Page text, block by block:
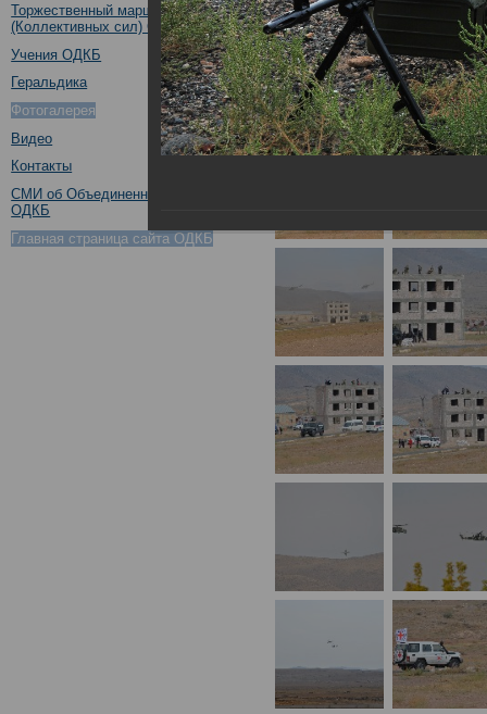
Торжественный марш Войск
(Коллективных сил) ОДКБ
Учения ОДКБ
Геральдика
Фотогалерея
Видео
Контакты
СМИ об Объединенном штабе
ОДКБ
Главная страница сайта ОДКБ